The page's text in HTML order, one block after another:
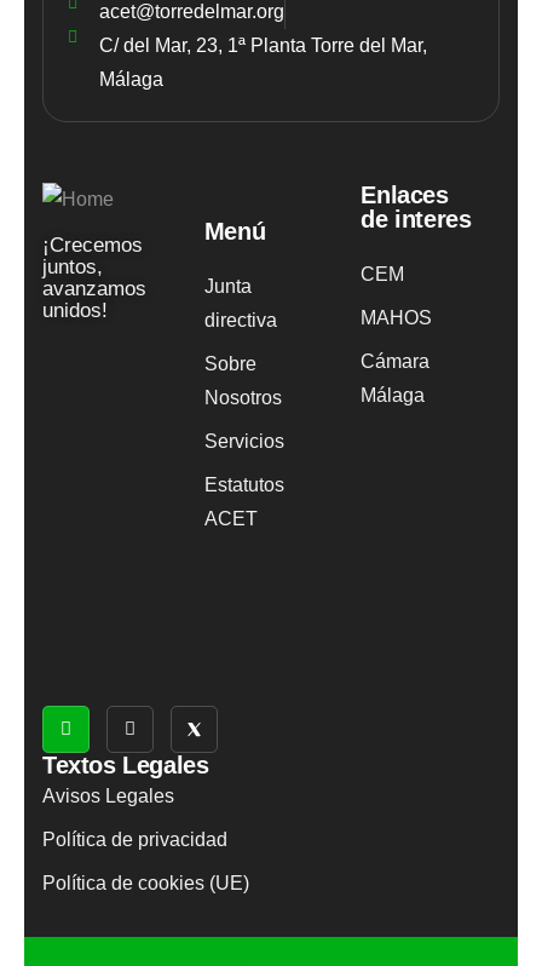
acet@torredelmar.org
C/ del Mar, 23, 1ª Planta Torre del Mar,
Málaga
¡Crecemos
juntos,
avanzamos
unidos!
Menú
Junta
directiva
Sobre
Nosotros
Servicios
Estatutos
ACET
Enlaces
de interes
CEM
MAHOS
Cámara
Málaga
Textos Legales
Avisos Legales
Política de privacidad
Política de cookies (UE)